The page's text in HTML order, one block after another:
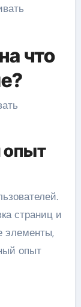
что
опыт
страниц и
элементы,
опыт